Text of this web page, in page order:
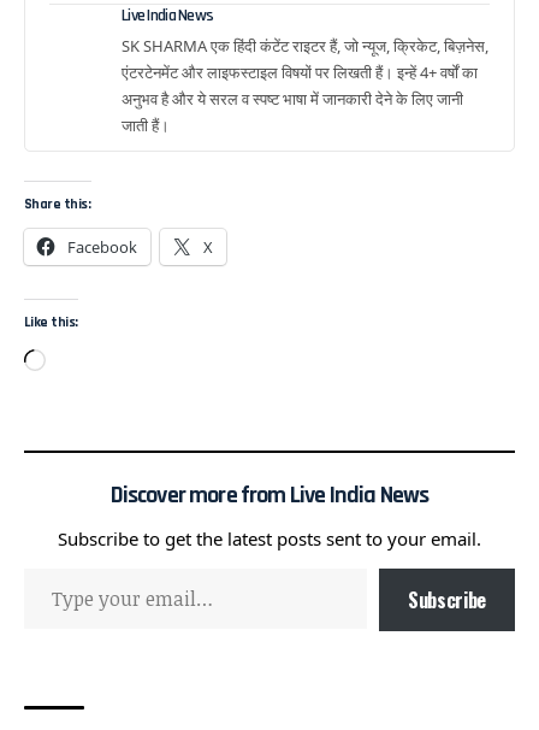
Live India News
SK SHARMA एक हिंदी कंटेंट राइटर हैं, जो न्यूज, क्रिकेट, बिज़नेस,
एंटरटेनमेंट और लाइफस्टाइल विषयों पर लिखती हैं। इन्हें 4+ वर्षों का
अनुभव है और ये सरल व स्पष्ट भाषा में जानकारी देने के लिए जानी
जाती हैं।
Share this:
Facebook X
Like this:
Discover more from Live India News
Subscribe to get the latest posts sent to your email.
Subscribe